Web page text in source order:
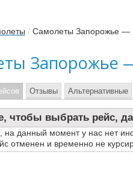
/ Самолеты Запорожье —
Запорожье
чтобы выбрать рейс,
на данный момент у нас нет
отменен и временно не
Отзывы Альтернативные